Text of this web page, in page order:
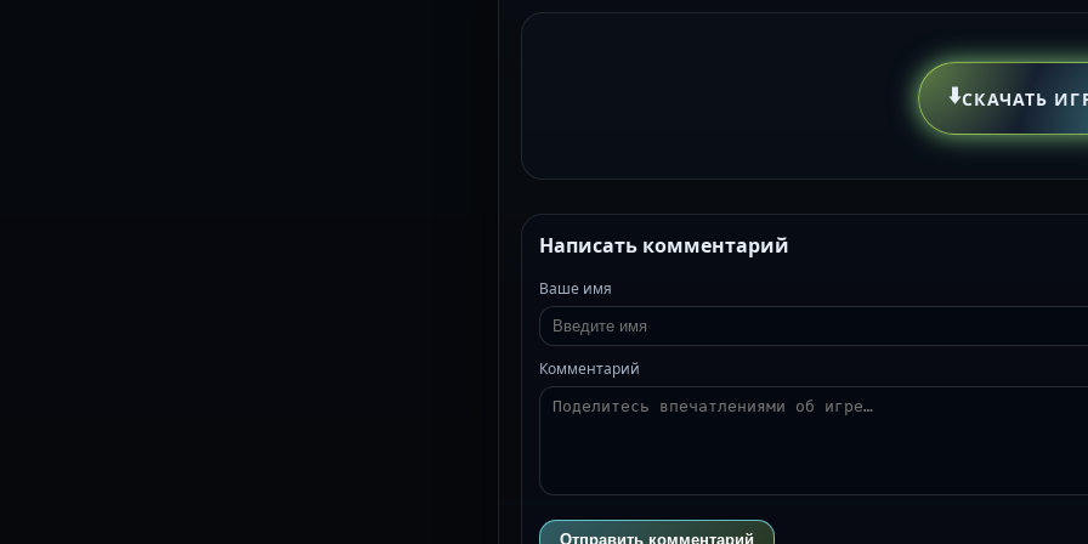
⬇️СКАЧАТЬ
Написать комментарий
Ваше имя
Комментарий
Отправить комментарий